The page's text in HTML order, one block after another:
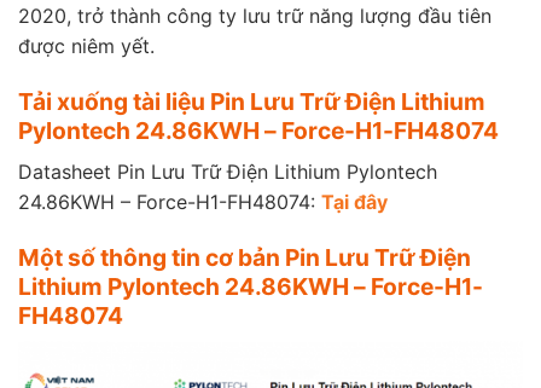
2020, trở thành công ty lưu trữ năng lượng đầu tiên
được niêm yết.
Tải xuống tài liệu Pin Lưu Trữ Điện Lithium
Pylontech 24.86KWH – Force-H1-FH48074
Datasheet Pin Lưu Trữ Điện Lithium Pylontech
24.86KWH – Force-H1-FH48074: Tại đây
Một số thông tin cơ bản Pin Lưu Trữ Điện
Lithium Pylontech 24.86KWH – Force-H1-
FH48074